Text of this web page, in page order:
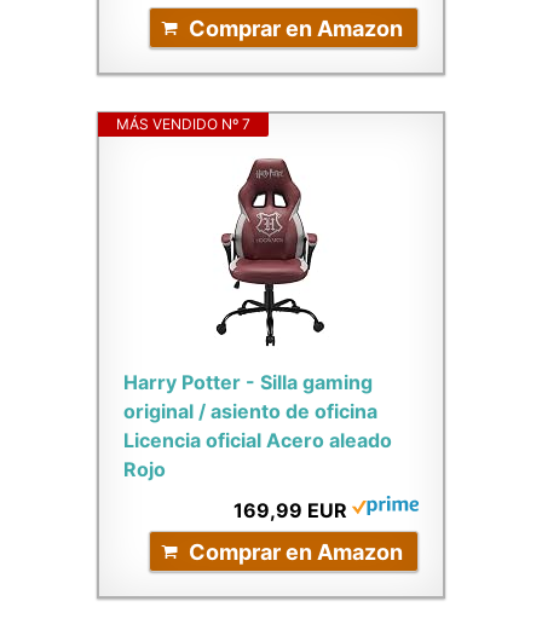
Comprar en Amazon
MÁS VENDIDO Nº 7
Harry Potter - Silla gaming
original / asiento de oficina
Licencia oficial Acero aleado
Rojo
169,99 EUR
Comprar en Amazon